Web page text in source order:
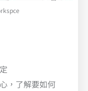
，了解要如何